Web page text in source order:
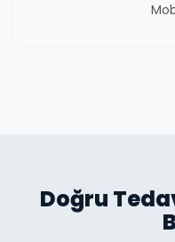
Doğru